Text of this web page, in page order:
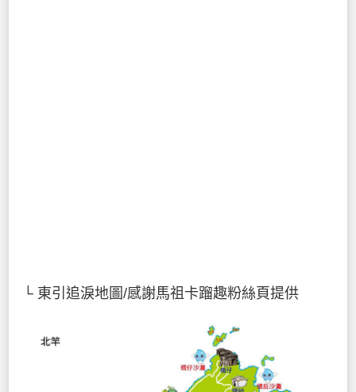
└ 東引追淚地圖/感謝馬祖卡蹓趣粉絲頁提供